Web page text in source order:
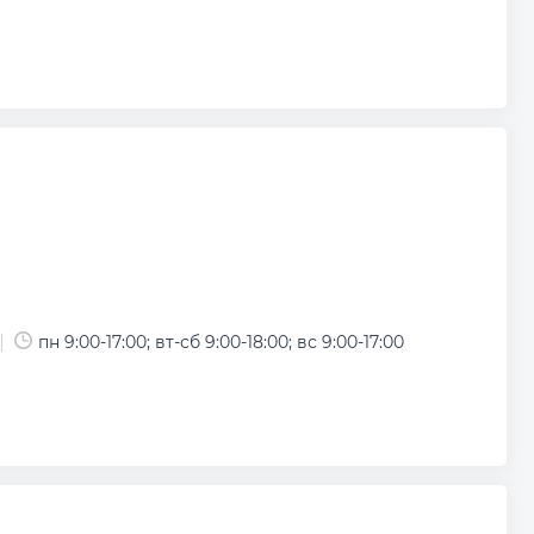
пн 9:00-17:00; вт-сб 9:00-18:00; вс 9:00-17:00